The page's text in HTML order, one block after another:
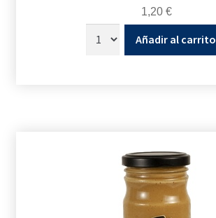
1,20 €
Añadir al carrito